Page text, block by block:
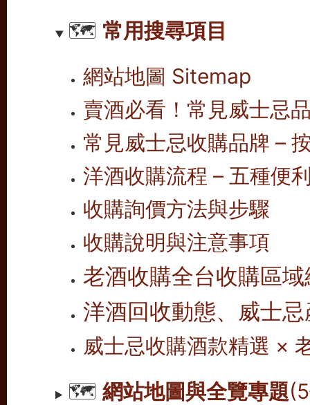
🗺️ 常用搜尋項目
網站地圖 Sitemap
賣酒必看！常見威士忌
常見威士忌收購品牌 –
洋酒收購流程 – 五種便
收購詢價方法與步驟
收購說明與注意事項
老酒收購全台收購區
洋酒回收動態、威士
威士忌收購酒款精選 ×
🗺️網站地圖與全覽專題